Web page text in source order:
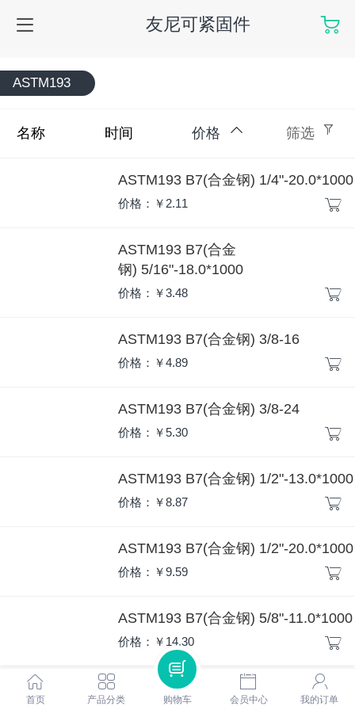
友尼可紧固件
ASTM193
名称 时间 价格 筛选
ASTM193 B7(合金钢) 1/4"-20.0*1000
价格：￥2.11
ASTM193 B7(合金
钢) 5/16"-18.0*1000
价格：￥3.48
ASTM193 B7(合金钢) 3/8-16
价格：￥4.89
ASTM193 B7(合金钢) 3/8-24
价格：￥5.30
ASTM193 B7(合金钢) 1/2"-13.0*1000
价格：￥8.87
ASTM193 B7(合金钢) 1/2"-20.0*1000
价格：￥9.59
ASTM193 B7(合金钢) 5/8"-11.0*1000
价格：￥14.30
ASTM193 B7(合金钢) 5/8"-11.0*914
首页 产品分类 购物车 会员中心 我的订单